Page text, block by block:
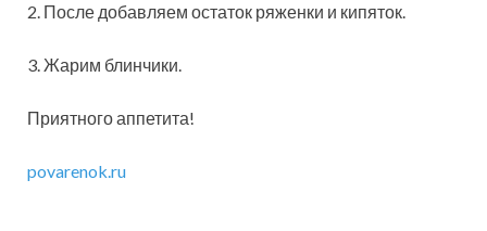
2. После добавляем остаток ряженки и кипяток.
3. Жарим блинчики.
Приятного аппетита!
povarenok.ru